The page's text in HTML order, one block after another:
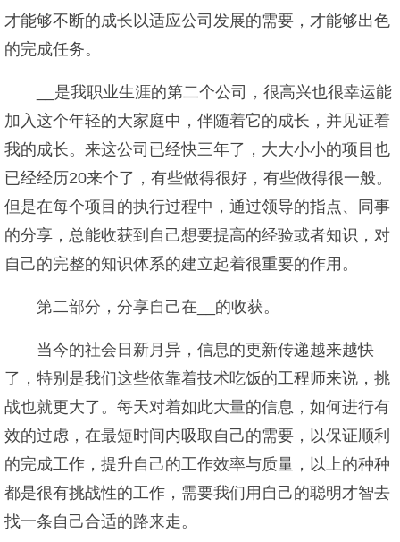
才能够不断的成长以适应公司发展的需要，才能够出色
的完成任务。
__是我职业生涯的第二个公司，很高兴也很幸运能
加入这个年轻的大家庭中，伴随着它的成长，并见证着
我的成长。来这公司已经快三年了，大大小小的项目也
已经经历20来个了，有些做得很好，有些做得很一般。
但是在每个项目的执行过程中，通过领导的指点、同事
的分享，总能收获到自己想要提高的经验或者知识，对
自己的完整的知识体系的建立起着很重要的作用。
第二部分，分享自己在__的收获。
当今的社会日新月异，信息的更新传递越来越快
了，特别是我们这些依靠着技术吃饭的工程师来说，挑
战也就更大了。每天对着如此大量的信息，如何进行有
效的过虑，在最短时间内吸取自己的需要，以保证顺利
的完成工作，提升自己的工作效率与质量，以上的种种
都是很有挑战性的工作，需要我们用自己的聪明才智去
找一条自己合适的路来走。